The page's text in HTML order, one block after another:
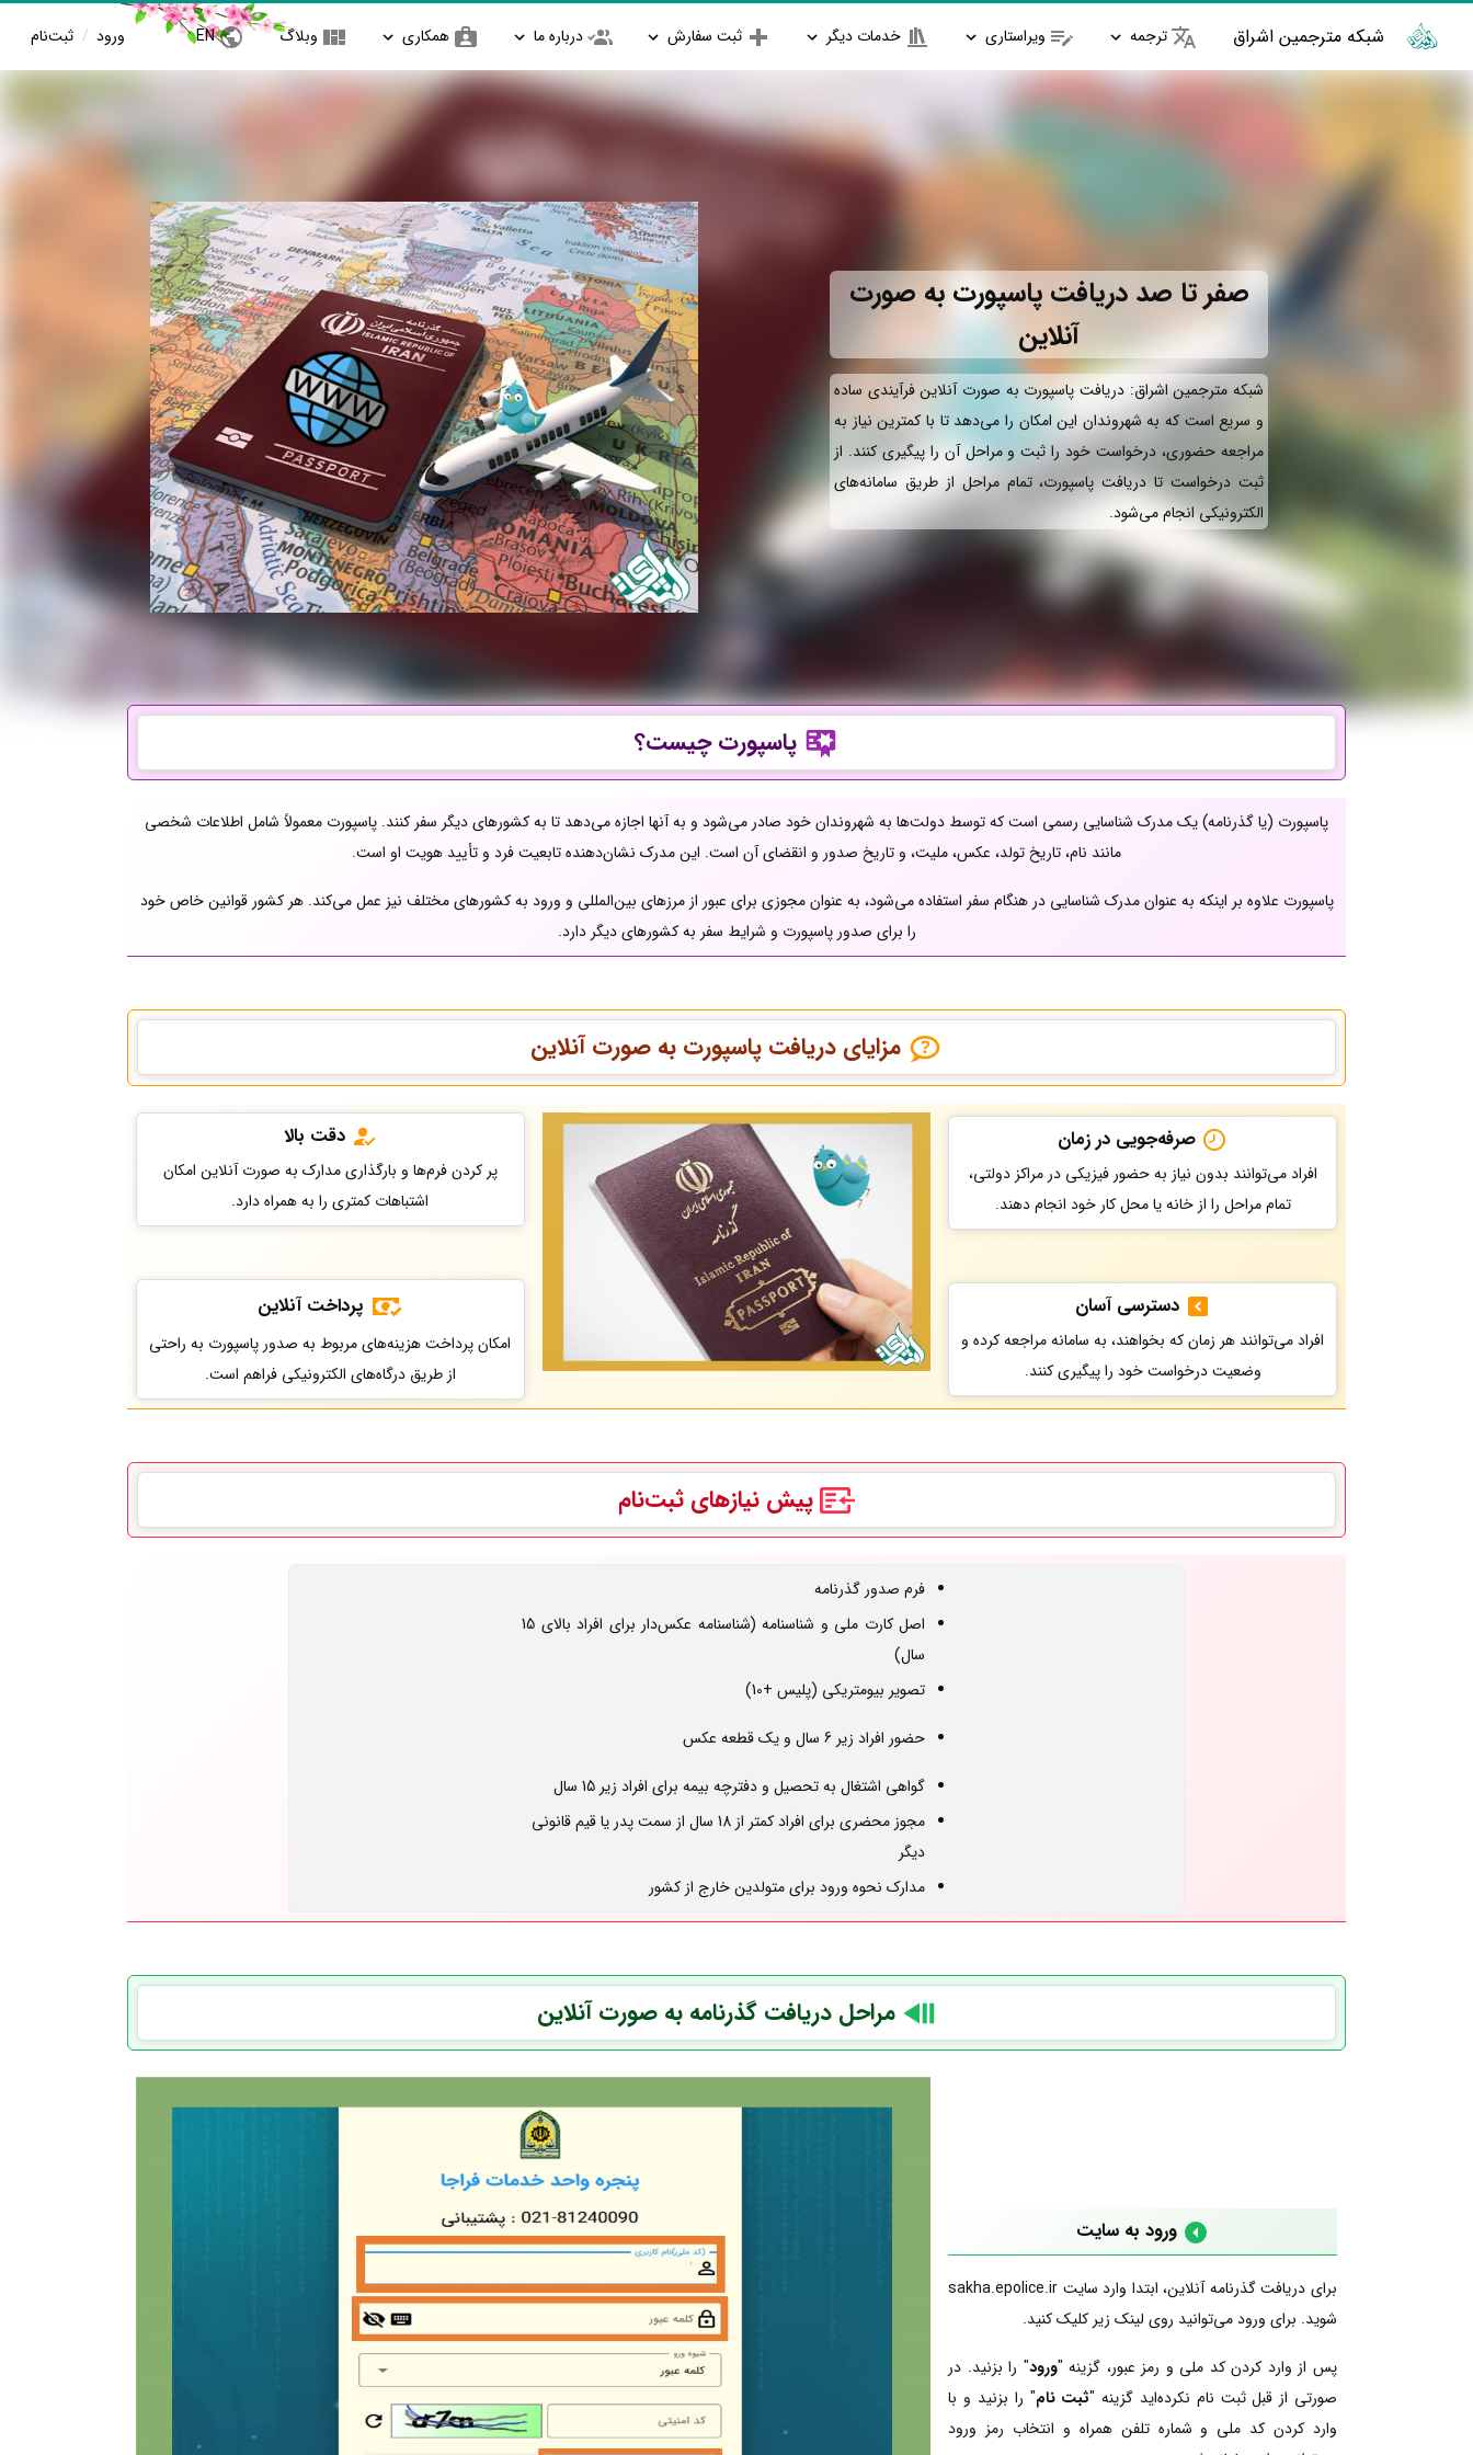
شبکه مترجمین اشراق ترجمه ویراستاری خدمات دیگر ثبت سفارش درباره ما همکاری وبلاگ EN ورود / ثبت‌نام
صفر تا صد دریافت پاسپورت به صورت
آنلاین
شبکه مترجمین اشراق: دریافت پاسپورت به صورت آنلاین فرآیندی ساده
و سریع است که به شهروندان این امکان را می‌دهد تا با کمترین نیاز به
مراجعه حضوری، درخواست خود را ثبت و مراحل آن را پیگیری کنند. از
ثبت درخواست تا دریافت پاسپورت، تمام مراحل از طریق سامانه‌های
الکترونیکی انجام می‌شود.
پاسپورت چیست؟
پاسپورت (یا گذرنامه) یک مدرک شناسایی رسمی است که توسط دولت‌ها به شهروندان خود صادر می‌شود و به آنها اجازه می‌دهد تا به کشورهای دیگر سفر کنند. پاسپورت معمولاً شامل اطلاعات شخصی
مانند نام، تاریخ تولد، عکس، ملیت، و تاریخ صدور و انقضای آن است. این مدرک نشان‌دهنده تابعیت فرد و تأیید هویت او است.
پاسپورت علاوه بر اینکه به عنوان مدرک شناسایی در هنگام سفر استفاده می‌شود، به عنوان مجوزی برای عبور از مرزهای بین‌المللی و ورود به کشورهای مختلف نیز عمل می‌کند. هر کشور قوانین خاص خود
را برای صدور پاسپورت و شرایط سفر به کشورهای دیگر دارد.
مزایای دریافت پاسپورت به صورت آنلاین
صرفه‌جویی در زمان
افراد می‌توانند بدون نیاز به حضور فیزیکی در مراکز دولتی،
تمام مراحل را از خانه یا محل کار خود انجام دهند.
دسترسی آسان
افراد می‌توانند هر زمان که بخواهند، به سامانه مراجعه کرده و
وضعیت درخواست خود را پیگیری کنند.
دقت بالا
پر کردن فرم‌ها و بارگذاری مدارک به صورت آنلاین امکان
اشتباهات کمتری را به همراه دارد.
پرداخت آنلاین
امکان پرداخت هزینه‌های مربوط به صدور پاسپورت به راحتی
از طریق درگاه‌های الکترونیکی فراهم است.
پیش نیازهای ثبت‌نام
فرم صدور گذرنامه
اصل کارت ملی و شناسنامه (شناسنامه عکس‌دار برای افراد بالای 15
سال)
تصویر بیومتریکی (پلیس +10)
حضور افراد زیر 6 سال و یک قطعه عکس
گواهی اشتغال به تحصیل و دفترچه بیمه برای افراد زیر 15 سال
مجوز محضری برای افراد کمتر از 18 سال از سمت پدر یا قیم قانونی
دیگر
مدارک نحوه ورود برای متولدین خارج از کشور
مراحل دریافت گذرنامه به صورت آنلاین
ورود به سایت
برای دریافت گذرنامه آنلاین، ابتدا وارد سایت sakha.epolice.ir
شوید. برای ورود می‌توانید روی لینک زیر کلیک کنید.
پس از وارد کردن کد ملی و رمز عبور، گزینه "ورود" را بزنید. در
صورتی از قبل ثبت نام نکرده‌اید گزینه "ثبت نام" را بزنید و با
وارد کردن کد ملی و شماره تلفن همراه و انتخاب رمز ورود